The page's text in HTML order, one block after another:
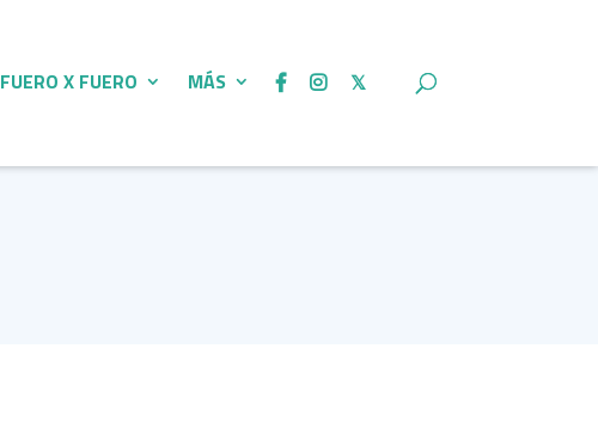
FUERO X FUERO MÁS